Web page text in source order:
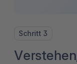
Schritt 3